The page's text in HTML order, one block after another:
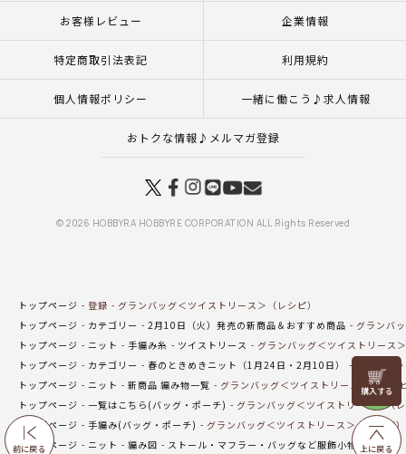
前に戻る
リリヤン
フェア
上に戻る
お客様レビュー 企業情報
特定商取引法表記 利用規約
個人情報ポリシー 一緒に働こう♪求人情報
おトクな情報♪メルマガ登録
© 2026 HOBBYRA HOBBYRE CORPORATION ALL Rights Reserved
トップページ 登録
グランバッグ＜ツイストリース＞（レシピ）
トップページ
カテゴリー 2月10日（火）発売の新商品＆おすすめ商品
グランバ
トップページ
ニット 手編み糸 ツイストリース
グランバッグ＜ツイストリース
トップページ
カテゴリー 春のときめきニット（1月24日・2月10日）
グランバ
トップページ
ニット 新商品 編み物一覧
グランバッグ＜ツイストリース＞（レシ
トップページ
一覧はこちら(バッグ・ポーチ)
グランバッグ＜ツイストリース＞（
トップページ
手編み(バッグ・ポーチ)
グランバッグ＜ツイストリース＞（レシピ）
トップページ
ニット 編み図 ストール・マフラー・バッグなど服飾小物（編み図）